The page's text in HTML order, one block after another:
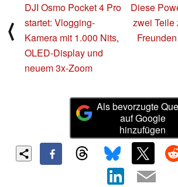
⟨
DJI Osmo Pocket 4 Pro
startet: Vlogging-
Kamera mit 1.000 Nits,
OLED-Display und
neuem 3x-Zoom
Diese
zwei Teile
Als bevorzugte
auf Google
hinzufügen